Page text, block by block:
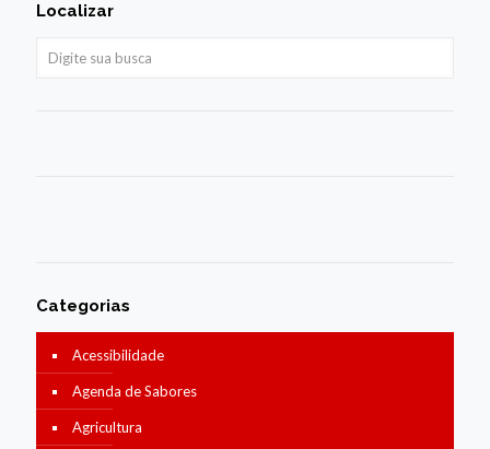
Localizar
Categorias
Acessibilidade
Agenda de Sabores
Agricultura